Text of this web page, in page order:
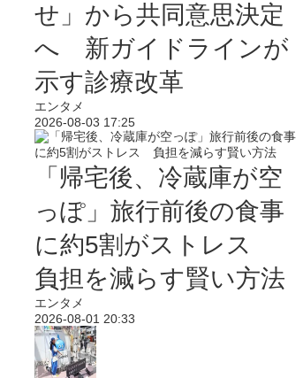
せ」から共同意思決定
へ 新ガイドラインが
示す診療改革
エンタメ
2026-08-03 17:25
「帰宅後、冷蔵庫が空
っぽ」旅行前後の食事
に約5割がストレス
負担を減らす賢い方法
エンタメ
2026-08-01 20:33